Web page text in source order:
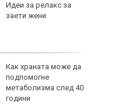
Идеи за релакс за
заети жени
Как храната може да
подпомогне
метаболизма след 40
години